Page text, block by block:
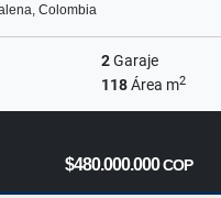
Colombia
2Garaje
118Área m2
$480.000.000COP